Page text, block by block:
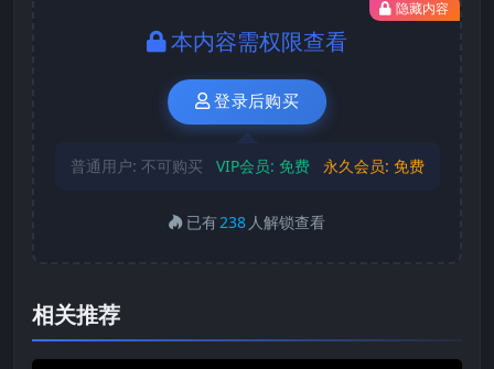
隐藏内容
本内容需权限查看
登录后购买
普通用户: 不可购买 VIP会员: 免费 永久会员: 免费
已有238 人解锁查看
相关推荐